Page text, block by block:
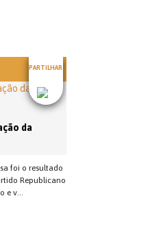
PARTILHAR
da
foi o resultado
Republicano
e v...